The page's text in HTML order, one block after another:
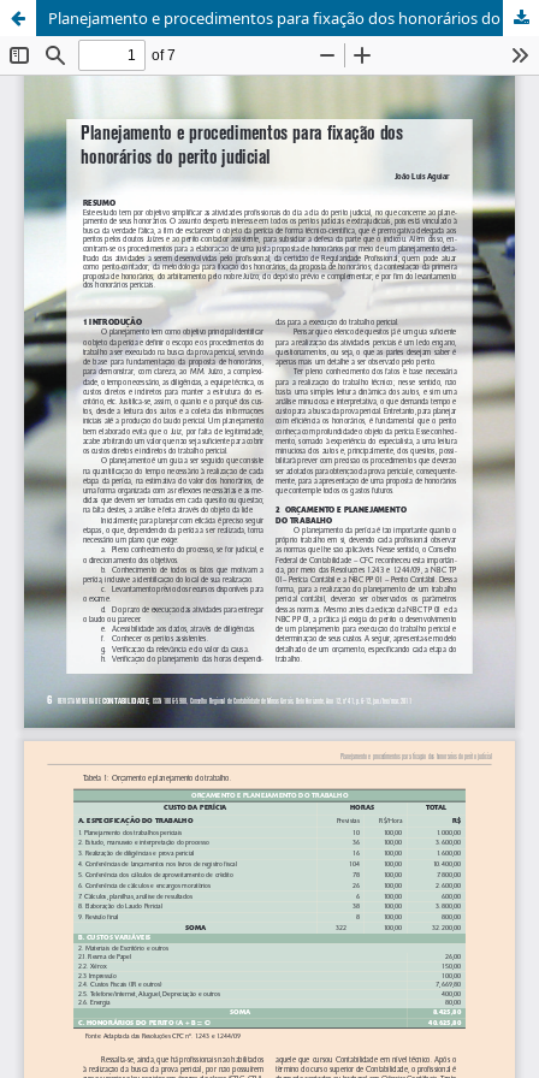
Planejamento e procedimentos para fixação dos honorários do perito judicial